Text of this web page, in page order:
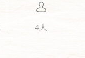
4人